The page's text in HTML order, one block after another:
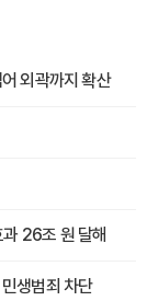
외곽까지 확산
26조 원 달해
생범죄 차단